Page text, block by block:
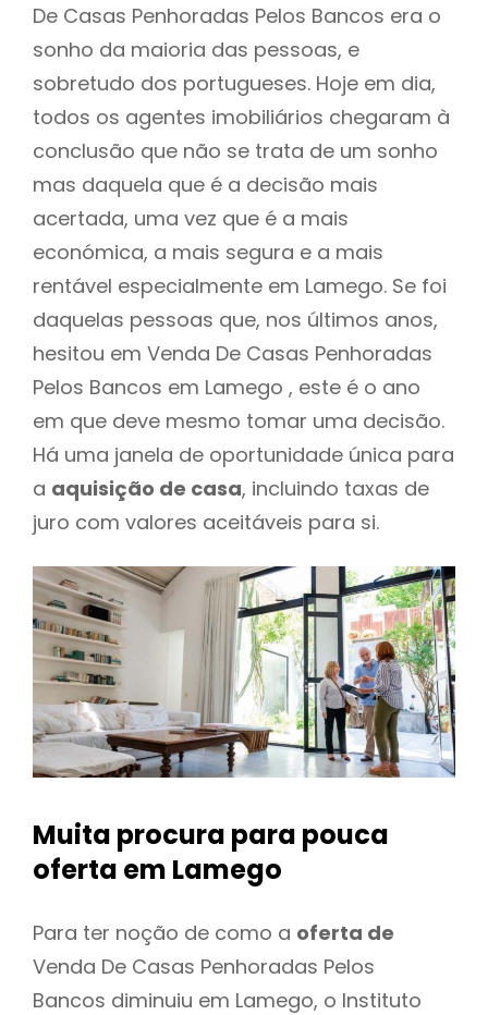
De Casas Penhoradas Pelos Bancos era o
sonho da maioria das pessoas, e
sobretudo dos portugueses. Hoje em dia,
todos os agentes imobiliários chegaram à
conclusão que não se trata de um sonho
mas daquela que é a decisão mais
acertada, uma vez que é a mais
económica, a mais segura e a mais
rentável especialmente em Lamego. Se foi
daquelas pessoas que, nos últimos anos,
hesitou em Venda De Casas Penhoradas
Pelos Bancos em Lamego , este é o ano
em que deve mesmo tomar uma decisão.
Há uma janela de oportunidade única para
a aquisição de casa, incluindo taxas de
juro com valores aceitáveis para si.
Muita procura para pouca
oferta em Lamego
Para ter noção de como a oferta de
Venda De Casas Penhoradas Pelos
Bancos diminuiu em Lamego, o Instituto